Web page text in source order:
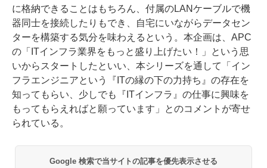
に格納できることはもちろん、付属のLANケーブルで機
器同士を接続したりもでき、自宅にいながらデータセン
ターを構築する気分を味わえるという。本企画は、APC
の「ITインフラ業界をもっと盛り上げたい！」という思
いからスタートしたといい、本シリーズを通して「イン
フラエンジニアという『ITの縁の下の力持ち』の存在を
知ってもらい、少しでも『ITインフラ』の仕事に興味を
もってもらえればと願っています」とのコメントが寄せ
られている。
Google 検索で当サイトの記事を優先表示させる